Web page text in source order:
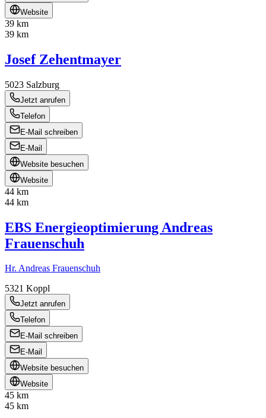
Website
39 km
39 km
Josef Zehentmayer
5023 Salzburg
Jetzt anrufen
Telefon
E-Mail schreiben
E-Mail
Website besuchen
Website
44 km
44 km
EBS Energieoptimierung Andreas
Frauenschuh
Hr. Andreas Frauenschuh
5321 Koppl
Jetzt anrufen
Telefon
E-Mail schreiben
E-Mail
Website besuchen
Website
45 km
45 km